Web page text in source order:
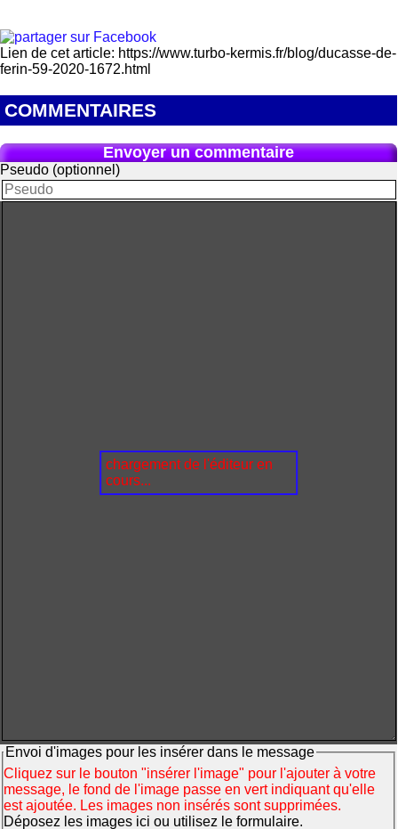
Lien de cet article: https://www.turbo-kermis.fr/blog/ducasse-de-
ferin-59-2020-1672.html
COMMENTAIRES
Envoyer un commentaire
Pseudo (optionnel)
chargement de l'éditeur en
cours...
Envoi d'images pour les insérer dans le message
Cliquez sur le bouton "insérer l'image" pour l'ajouter à votre
message, le fond de l'image passe en vert indiquant qu'elle
est ajoutée. Les images non insérés sont supprimées.
Déposez les images ici ou utilisez le formulaire.